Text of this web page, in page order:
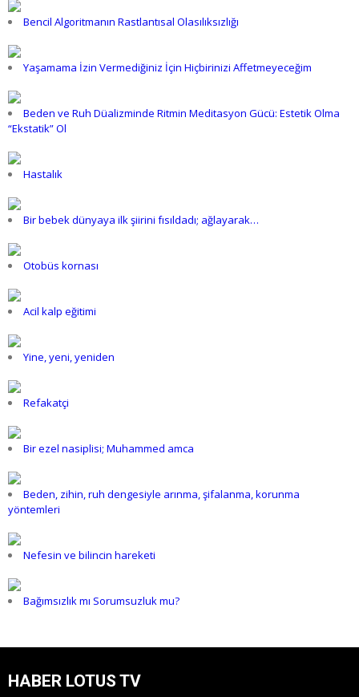
Bencil Algoritmanın Rastlantısal Olasılıksızlığı
Yaşamama İzin Vermediğiniz İçin Hiçbirinizi Affetmeyeceğim
Beden ve Ruh Düalizminde Ritmin Meditasyon Gücü: Estetik Olma
“Ekstatik” Ol
Hastalık
Bir bebek dünyaya ilk şiirini fısıldadı; ağlayarak…
Otobüs kornası
Acil kalp eğitimi
Yine, yeni, yeniden
Refakatçi
Bir ezel nasiplisi; Muhammed amca
Beden, zihin, ruh dengesiyle arınma, şifalanma, korunma
yöntemleri
Nefesin ve bilincin hareketi
Bağımsızlık mı Sorumsuzluk mu?
HABER LOTUS TV